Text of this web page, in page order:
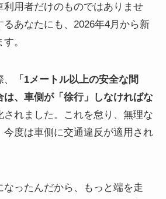
利用者だけのものではありませ
るあなたにも、2026年4月から新
。
「1メートル以上の安全な間
は、車側が「徐行」しなければな
されました。これを怠り、無理な
今度は車側に交通違反が適用され
なったんだから、もっと端を走